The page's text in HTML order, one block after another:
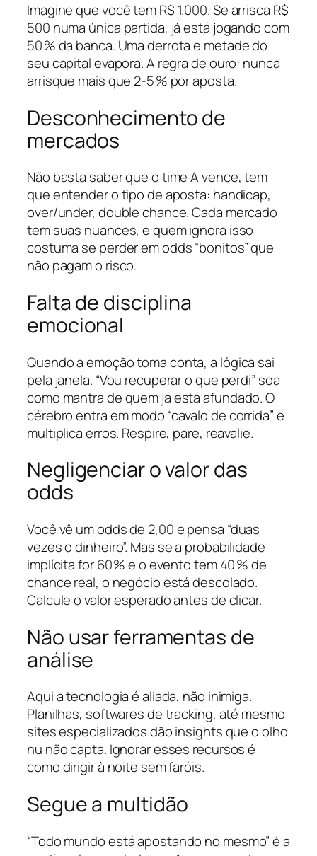
Imagine que você tem R$ 1.000. Se arrisca R$
500 numa única partida, já está jogando com
50 % da banca. Uma derrota e metade do
seu capital evapora. A regra de ouro: nunca
arrisque mais que 2-5 % por aposta.
Desconhecimento de
mercados
Não basta saber que o time A vence, tem
que entender o tipo de aposta: handicap,
over/under, double chance. Cada mercado
tem suas nuances, e quem ignora isso
costuma se perder em odds “bonitos” que
não pagam o risco.
Falta de disciplina
emocional
Quando a emoção toma conta, a lógica sai
pela janela. “Vou recuperar o que perdi” soa
como mantra de quem já está afundado. O
cérebro entra em modo “cavalo de corrida” e
multiplica erros. Respire, pare, reavalie.
Negligenciar o valor das
odds
Você vê um odds de 2,00 e pensa “duas
vezes o dinheiro”. Mas se a probabilidade
implícita for 60 % e o evento tem 40 % de
chance real, o negócio está descolado.
Calcule o valor esperado antes de clicar.
Não usar ferramentas de
análise
Aqui a tecnologia é aliada, não inimiga.
Planilhas, softwares de tracking, até mesmo
sites especializados dão insights que o olho
nu não capta. Ignorar esses recursos é
como dirigir à noite sem faróis.
Segue a multidão
“Todo mundo está apostando no mesmo” é a